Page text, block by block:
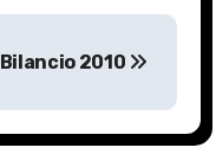
Bilancio 2010